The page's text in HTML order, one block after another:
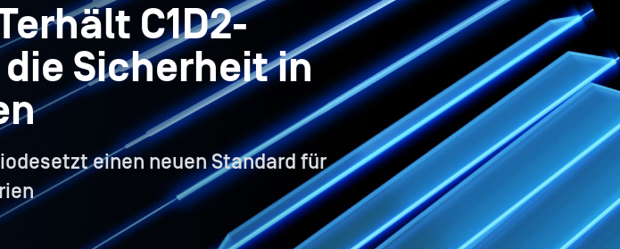
C1D2-
Sicherheit in
einen neuen Standard für